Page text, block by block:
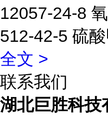
12057-24-8
512-42-5 硫
全文 >
联系我们
湖北巨胜科技